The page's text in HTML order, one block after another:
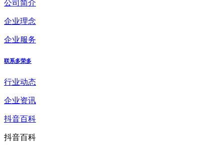
公司简介
企业理念
企业服务
联系多荣多
行业动态
企业资讯
抖音百科
抖音百科